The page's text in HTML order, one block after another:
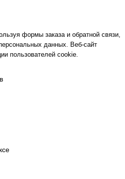
формы заказа и обратной связи,
данных. Веб-сайт
пользователей cookie.